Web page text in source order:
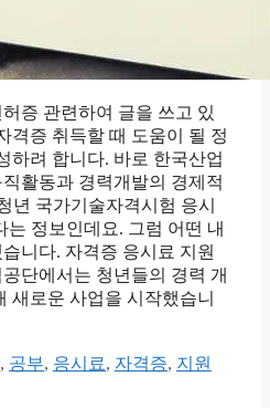
증 관련하여 글을 쓰고 있
격증 취득할 때 도움이 될 정
하려 합니다. 바로 한국산업
활동과 경력개발의 경제적
년 국가기술자격시험 응시
는 정보인데요. 그럼 어떤 내
니다. 자격증 응시료 지원
단에서는 청년들의 경력 개
새로운 사업을 시작했습니
, 공부, 응시료, 자격증, 지원